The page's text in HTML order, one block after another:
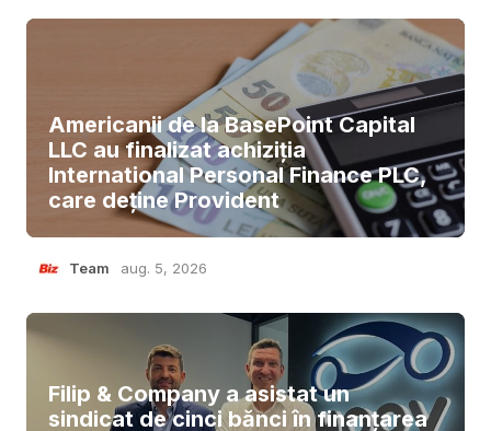
Americanii de la BasePoint Capital
LLC au finalizat achiziția
International Personal Finance PLC,
care deține Provident
Team aug. 5, 2026
Filip & Company a asistat un
sindicat de cinci bănci în finanțarea